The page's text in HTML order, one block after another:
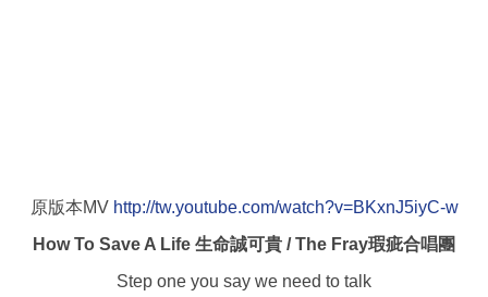
原版本MV http://tw.youtube.com/watch?v=BKxnJ5iyC-w
How To Save A Life 生命誠可貴 / The Fray瑕疵合唱團
Step one you say we need to talk